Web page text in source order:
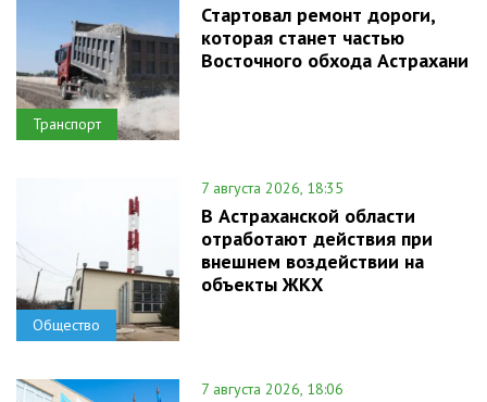
Транспорт
Стартовал ремонт дороги,
которая станет частью
Восточного обхода Астрахани
Общество
7 августа 2026, 18:35
В Астраханской области
отработают действия при
внешнем воздействии на
объекты ЖКХ
7 августа 2026, 18:06